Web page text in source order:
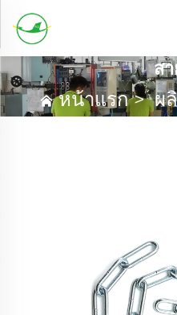
ส
หน้าแรก>ผ